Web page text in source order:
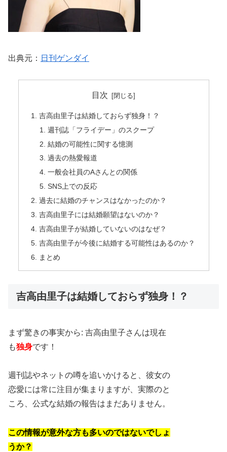
出典元： 日刊ゲンダイ
目次
吉高由里子は結婚しておらず独身！？
週刊誌「フライデー」のスクープ
結婚の可能性に関する憶測
過去の熱愛報道
一般会社員のAさんとの関係
SNS上での反応
過去に結婚のチャンスはなかったのか？
吉高由里子には結婚願望はないのか？
吉高由里子が結婚していないのはなぜ？
吉高由里子が今後に結婚する可能性はあるのか？
まとめ
吉高由里子は結婚しておらず独身！？
まず驚きの事実から: 吉高由里子さんは現在
も独身です！
週刊誌やネットの噂を追いかけると、彼女の
恋愛には常に注目が集まりますが、実際のと
ころ、公式な結婚の報告はまだありません。
この情報が意外な方も多いのではないでしょ
うか？